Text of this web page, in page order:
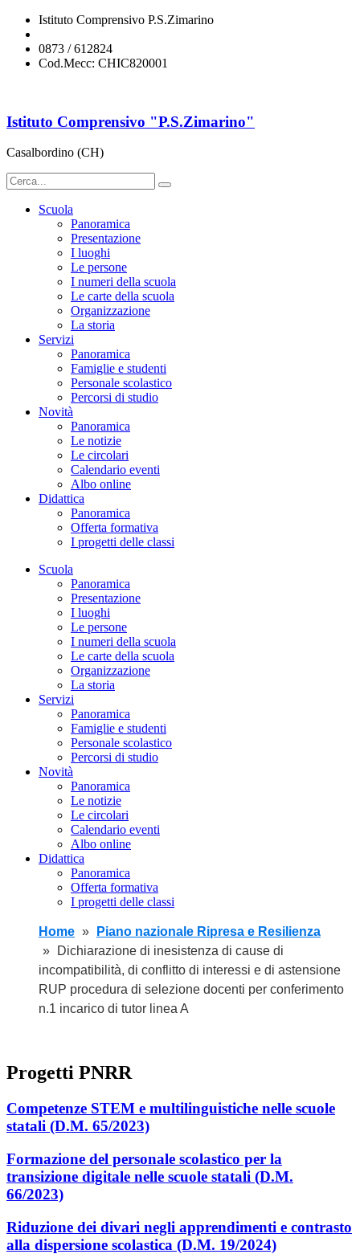
Istituto Comprensivo P.S.Zimarino
0873 / 612824
Cod.Mecc: CHIC820001
Istituto Comprensivo "P.S.Zimarino"
Casalbordino (CH)
Scuola
Panoramica
Presentazione
I luoghi
Le persone
I numeri della scuola
Le carte della scuola
Organizzazione
La storia
Servizi
Panoramica
Famiglie e studenti
Personale scolastico
Percorsi di studio
Novità
Panoramica
Le notizie
Le circolari
Calendario eventi
Albo online
Didattica
Panoramica
Offerta formativa
I progetti delle classi
Scuola
Panoramica
Presentazione
I luoghi
Le persone
I numeri della scuola
Le carte della scuola
Organizzazione
La storia
Servizi
Panoramica
Famiglie e studenti
Personale scolastico
Percorsi di studio
Novità
Panoramica
Le notizie
Le circolari
Calendario eventi
Albo online
Didattica
Panoramica
Offerta formativa
I progetti delle classi
Home
Piano nazionale Ripresa e Resilienza
Dichiarazione di inesistenza di cause di
incompatibilità, di conflitto di interessi e di astensione
RUP procedura di selezione docenti per conferimento
n.1 incarico di tutor linea A
Progetti PNRR
Competenze STEM e multilinguistiche nelle scuole
statali (D.M. 65/2023)
Formazione del personale scolastico per la
transizione digitale nelle scuole statali (D.M.
66/2023)
Riduzione dei divari negli apprendimenti e contrasto
alla dispersione scolastica (D.M. 19/2024)